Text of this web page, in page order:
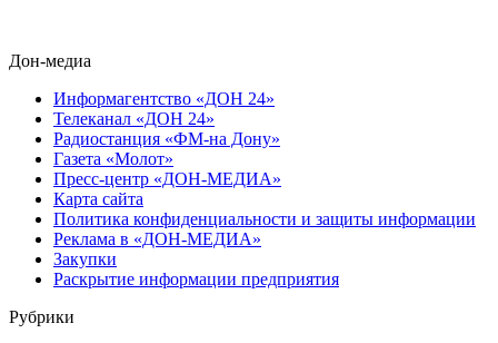
Дон-медиа
Информагентство «ДОН 24»
Телеканал «ДОН 24»
Радиостанция «ФМ-на Дону»
Газета «Молот»
Пресс-центр «ДОН-МЕДИА»
Карта сайта
Политика конфиденциальности и защиты информации
Реклама в «ДОН-МЕДИА»
Закупки
Раскрытие информации предприятия
Рубрики